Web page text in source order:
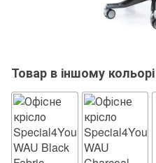
Товар в іншому кольорі